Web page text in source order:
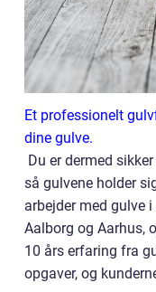
Et professionelt
dine gulve.
Du er dermed
så gulvene holder
arbejder med gulve
Aalborg og Aarhus,
10 års erfaring fra
opgaver, og